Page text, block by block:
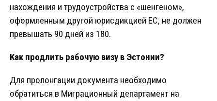
нахождения и трудоустройства с «шенгеном»,
оформленным другой юрисдикцией ЕС, не должен
превышать 90 дней из 180.
Как продлить рабочую визу в Эстонии?
Для пролонгации документа необходимо
обратиться в Миграционный департамент на